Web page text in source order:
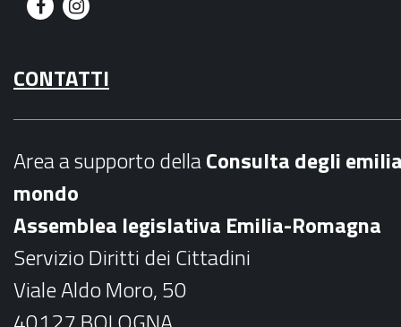
F
c
e
k
I
s
t
a
m
CONTATTI
Area a supporto dellaConsulta degli
mondo
Assemblea legislativa Emilia-Romagna
Servizio Diritti dei Cittadini
Viale Aldo Moro, 50